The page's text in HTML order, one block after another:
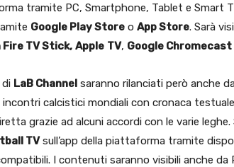
tramite PC, Smartphone, Tablet e Smart
Google Play Store o App Store. Sarà
Fire TV Stick, Apple TV, Google Chromecast
LaB Channel saranno rilanciati però anche
calcistici mondiali con cronaca
grazie ad alcuni accordi con le varie leghe.
TVsull’app della piattaforma tramite
I contenuti saranno visibili anche da